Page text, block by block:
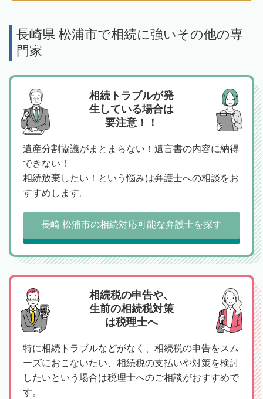
長崎県 松浦市で相続に強いその他の専
門家
相続トラブルが発
生している場合は
要注意！！
遺産分割協議がまとまらない！遺言書の内容に納得
できない！
相続放棄したい！という悩みは弁護士への相談をお
すすめします。
長崎 松浦市の相続対応可能な弁護士を探す
相続税の申告や、
生前の相続税対策
は税理士へ
特に相続トラブルなどがなく、相続税の申告をスム
ーズにおこないたい、相続税の支払いや対策を検討
したいという場合は税理士へのご相談がおすすめで
す。